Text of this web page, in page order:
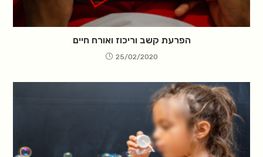
הפרעת קשב וריכוז ואורח חיים
25/02/2020